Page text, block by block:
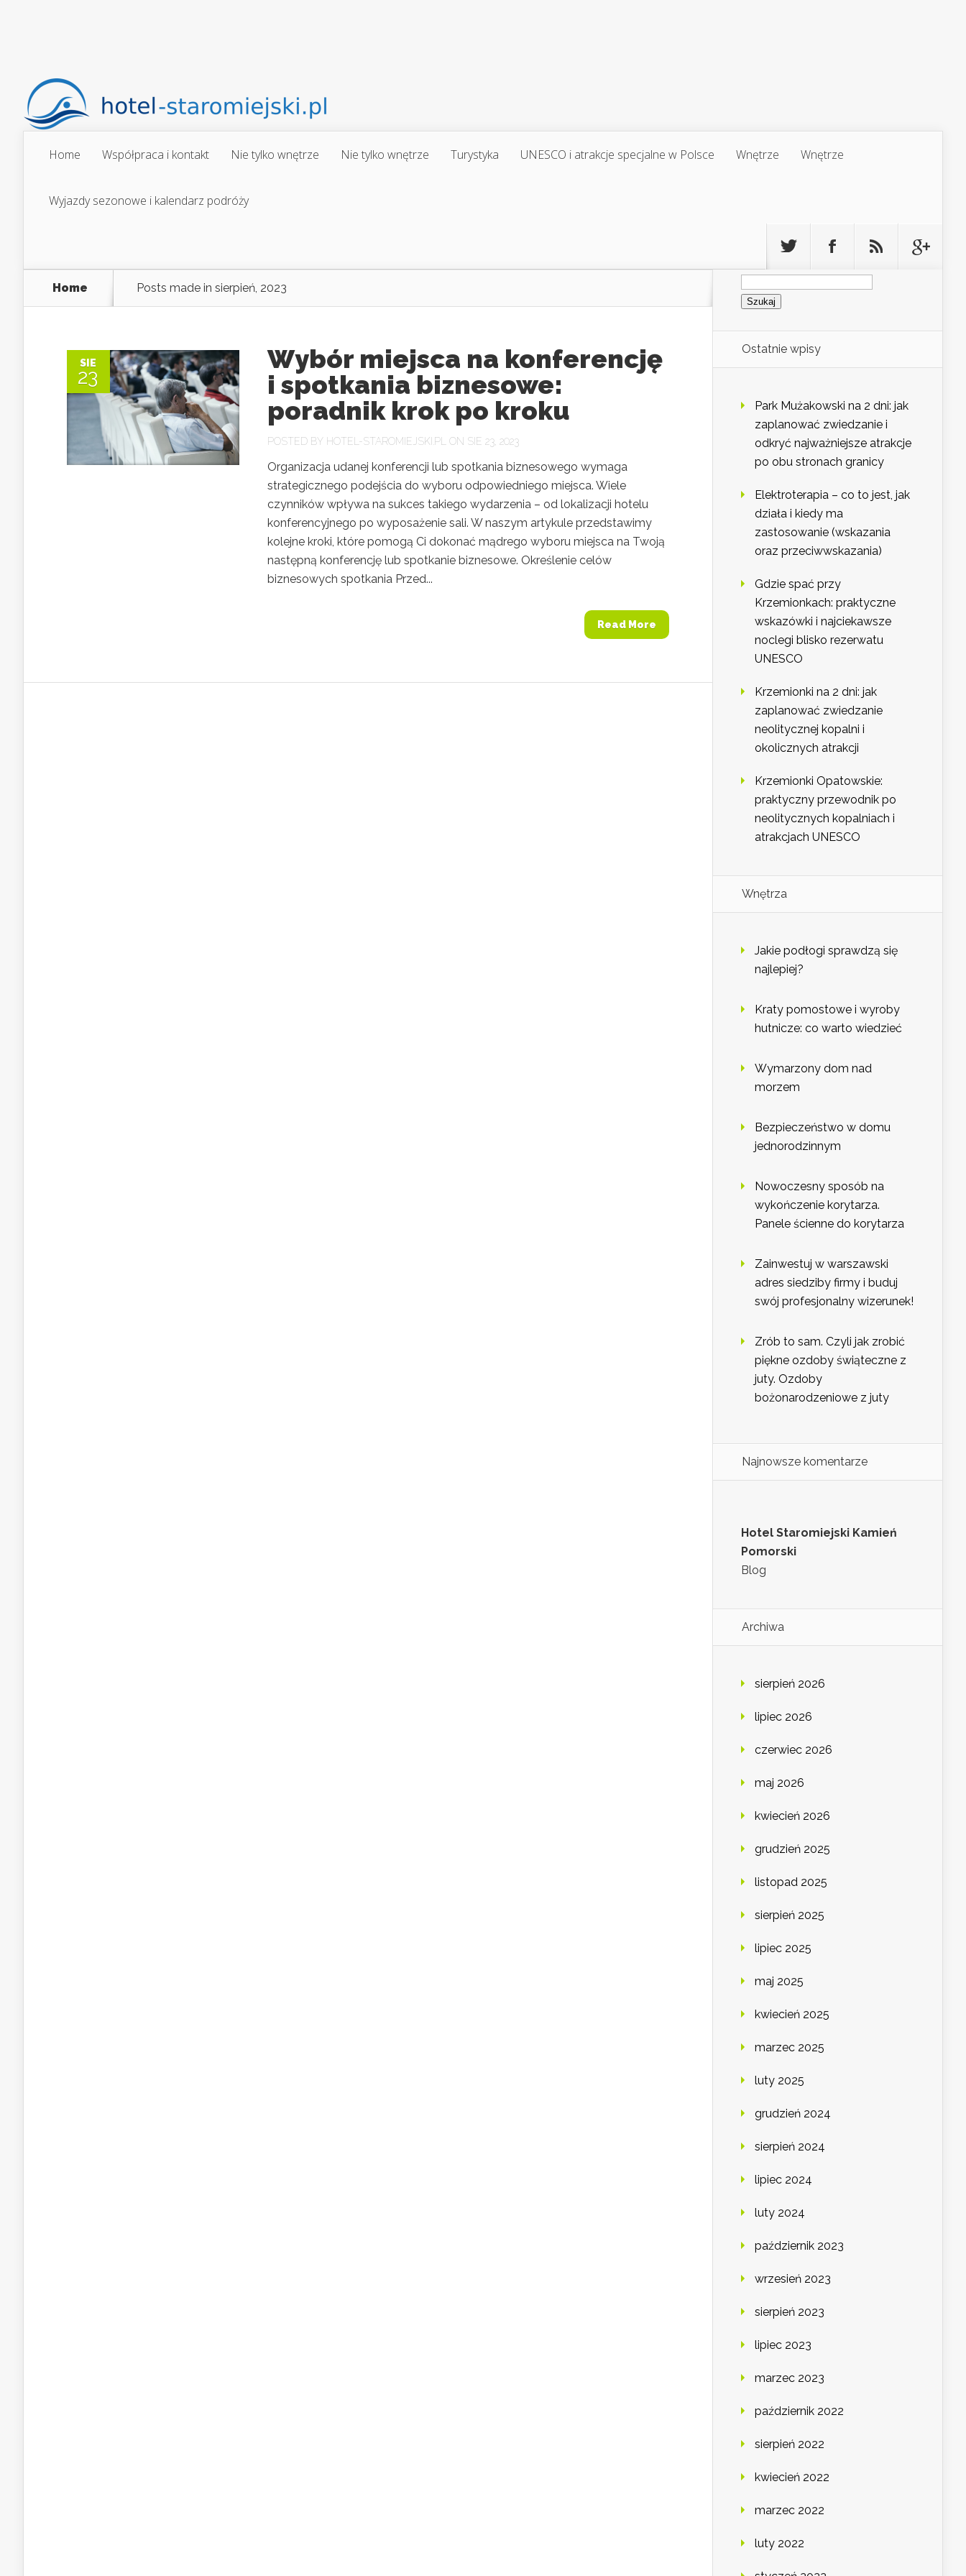
Home Współpraca i kontakt Nie tylko wnętrze Nie tylko wnętrze Turystyka UNESCO i atrakcje specjalne w Polsce Wnętrze Wnętrze
Wyjazdy sezonowe i kalendarz podróży
Home Posts made in sierpień, 2023
SIE
23
Wybór miejsca na konferencję
i spotkania biznesowe:
poradnik krok po kroku
POSTED BY HOTEL-STAROMIEJSKI.PL ON SIE 23, 2023
Organizacja udanej konferencji lub spotkania biznesowego wymaga
strategicznego podejścia do wyboru odpowiedniego miejsca. Wiele
czynników wpływa na sukces takiego wydarzenia – od lokalizacji hotelu
konferencyjnego po wyposażenie sali. W naszym artykule przedstawimy
kolejne kroki, które pomogą Ci dokonać mądrego wyboru miejsca na Twoją
następną konferencję lub spotkanie biznesowe. Określenie celów
biznesowych spotkania Przed...
Read More
Szukaj:
Ostatnie wpisy
Park Mużakowski na 2 dni: jak
zaplanować zwiedzanie i
odkryć najważniejsze atrakcje
po obu stronach granicy
Elektroterapia – co to jest, jak
działa i kiedy ma
zastosowanie (wskazania
oraz przeciwwskazania)
Gdzie spać przy
Krzemionkach: praktyczne
wskazówki i najciekawsze
noclegi blisko rezerwatu
UNESCO
Krzemionki na 2 dni: jak
zaplanować zwiedzanie
neolitycznej kopalni i
okolicznych atrakcji
Krzemionki Opatowskie:
praktyczny przewodnik po
neolitycznych kopalniach i
atrakcjach UNESCO
Wnętrza
Jakie podłogi sprawdzą się
najlepiej?
Kraty pomostowe i wyroby
hutnicze: co warto wiedzieć
Wymarzony dom nad
morzem
Bezpieczeństwo w domu
jednorodzinnym
Nowoczesny sposób na
wykończenie korytarza.
Panele ścienne do korytarza
Zainwestuj w warszawski
adres siedziby firmy i buduj
swój profesjonalny wizerunek!
Zrób to sam. Czyli jak zrobić
piękne ozdoby świąteczne z
juty. Ozdoby
bożonarodzeniowe z juty
Najnowsze komentarze
Hotel Staromiejski Kamień
Pomorski
Blog
Archiwa
sierpień 2026
lipiec 2026
czerwiec 2026
maj 2026
kwiecień 2026
grudzień 2025
listopad 2025
sierpień 2025
lipiec 2025
maj 2025
kwiecień 2025
marzec 2025
luty 2025
grudzień 2024
sierpień 2024
lipiec 2024
luty 2024
październik 2023
wrzesień 2023
sierpień 2023
lipiec 2023
marzec 2023
październik 2022
sierpień 2022
kwiecień 2022
marzec 2022
luty 2022